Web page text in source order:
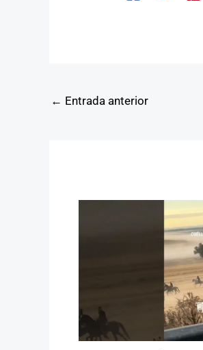
← Entrada anterior